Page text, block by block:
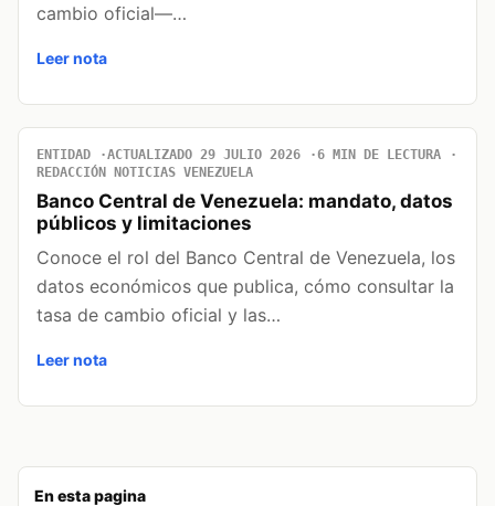
En esta pagina
cambio oficial—…
Leer nota
ENTIDAD ACTUALIZADO 29 JULIO 2026
6 MIN DE LECTURA
REDACCIÓN NOTICIAS VENEZUELA
Banco Central de Venezuela: mandato, datos
públicos y limitaciones
Conoce el rol del Banco Central de Venezuela, los
datos económicos que publica, cómo consultar la
tasa de cambio oficial y las…
Leer nota